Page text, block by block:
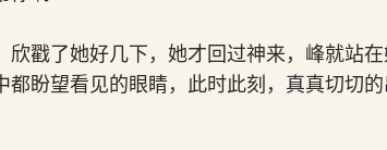
戳了她好几下，她才回过神来，峰就站在
盼望看见的眼睛，此时此刻，真真切切的